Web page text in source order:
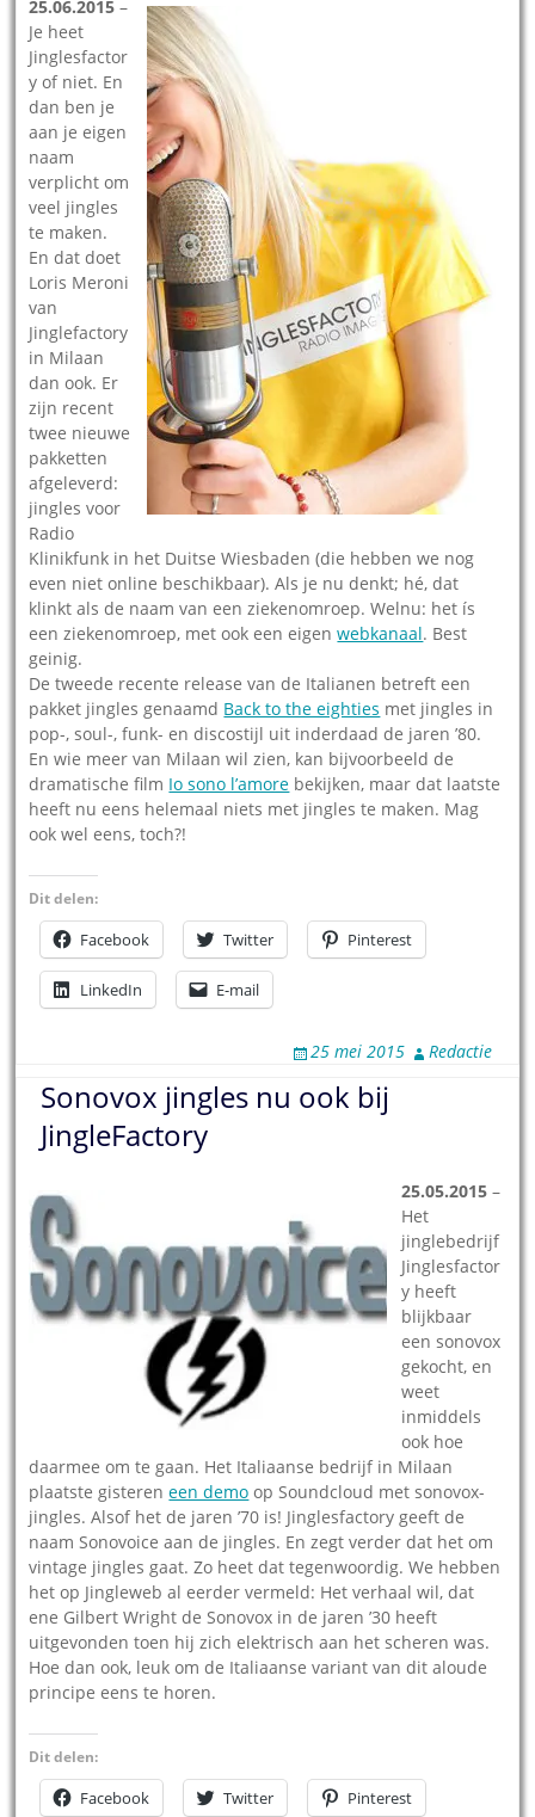
25.06.2015 –
Je heet
Jinglesfactor
y of niet. En
dan ben je
aan je eigen
naam
verplicht om
veel jingles
te maken.
En dat doet
Loris Meroni
van
Jinglefactory
in Milaan
dan ook. Er
zijn recent
twee nieuwe
pakketten
afgeleverd:
jingles voor
Radio
Klinikfunk in het Duitse Wiesbaden (die hebben we nog
even niet online beschikbaar). Als je nu denkt; hé, dat
klinkt als de naam van een ziekenomroep. Welnu: het ís
een ziekenomroep, met ook een eigenwebkanaal. Best
geinig.
De tweede recente release van de Italianen betreft een
pakket jingles genaamd Back to the eighties met jingles in
pop-, soul-, funk- en discostijl uit inderdaad de jaren ’80.
En wie meer van Milaan wil zien, kan bijvoorbeeld de
dramatische film Io sono l’amore bekijken, maar dat laatste
heeft nu eens helemaal niets met jingles te maken. Mag
ook wel eens, toch?!
Dit delen:
Facebook Twitter Pinterest
LinkedIn E-mail
25 mei 2015 Redactie
Sonovox jingles nu ook bij
JingleFactory
25.05.2015 –
Het
jinglebedrijf
Jinglesfactor
y heeft
blijkbaar
een sonovox
gekocht, en
weet
inmiddels
ook hoe
daarmee om te gaan. Het Italiaanse bedrijf in Milaan
plaatste gistereneen demo op Soundcloud met sonovox-
jingles. Alsof het de jaren ’70 is! Jinglesfactory geeft de
naam Sonovoice aan de jingles. En zegt verder dat het om
vintage jingles gaat. Zo heet dat tegenwoordig. We hebben
het op Jingleweb al eerder vermeld: Het verhaal wil, dat
ene Gilbert Wright de Sonovox in de jaren ’30 heeft
uitgevonden toen hij zich elektrisch aan het scheren was.
Hoe dan ook, leuk om de Italiaanse variant van dit aloude
principe eens te horen.
Dit delen:
Facebook Twitter Pinterest